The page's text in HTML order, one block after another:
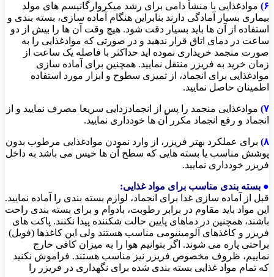
۶)
موادغذایی با منشأ دامی برای رشد میکروارگانیسم های مولد
بیماری بسیار آمادگی دارند بنابراین هنگام آماده سازی، بسته بندی و
استفاده از آن ها باید بسیار دقت شود. هیچ وقت آن ها را بیش از دو
ساعت در دمای اتاق قرار ندهید و در صورتی که موادغذایی را به
صورت منجمد خریداری نموده اید حداکثر با فاصله یک ساعت از
زمان خرید به فریزر منتقل نمایید. همچنین برای آماده سازی
موادغذایی برای انجماد، از تمیزی سطوح و ابزار مورد استفاده
اطمینان حاصل نمایید.
۷) موادغذایی منجمد را پس از انجمادزدایی سریعا مصرف نمایید و از
انجماد و رفع انجماد مکرر آن ها خودداری نمایید.
۸) برای عملکرد بهتر فریزر، از وارد نمودن موادغذایی مرطوب بدون
پوشش مناسب یا بسته هایی که سطح آن ها خیس می باشد به داخل
فریزر خودداری نمایید.
● بسته بندی مناسب برای مواد غذایی:
قبل از آماده سازی غذا برای انجماد، لوازم بسته بندی را آماده نمایید.
این مواد باید مقاوم در برابر رطوبت، بادوام و برای بسته بندی راحت
باشند، همچنین در دماهای پایین حالت شکننده پیدا نکنند. پاکت های
فریزر و کاغذهای آلومینیومی مناسب هستند ولی این کاغذها (فویل)
براحتی پاره می شوند. اگر بتوانیم هوا را به میزان کافی خارج
نماییم، ظروف مخصوص فریزر نیز مناسب هستند. فراموش نکنید
که تمام مواد غذایی بسته بندی شده برای نگهداری در فریزر را